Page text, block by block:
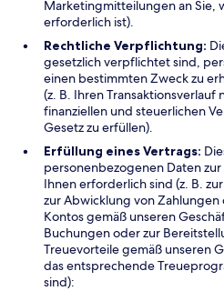
Marketingmitteilungen an Sie,
erforderlich ist).
Rechtliche Verpflichtung:
gesetzlich verpflichtet sind,
einen bestimmten Zweck zu
(z. B. Ihren Transaktionsverlauf
finanziellen und steuerlichen
Gesetz zu erfüllen).
Erfüllung eines Vertrags:
personenbezogenen Daten
Ihnen erforderlich sind (z. B.
zur Abwicklung von Zahlungen
Kontos gemäß unseren
Buchungen oder zur
Treuevorteile gemäß unseren
das entsprechende
sind):